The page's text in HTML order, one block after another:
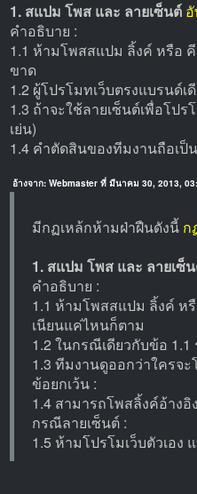
1. สแปม โพส และ ลายเซ็นต์
คำอธิบาย :
1.1 ห้ามโพสสแปม ลิ้งค์ หรือ
ขาด
1.2 ผู้โปรโมทเว็บตรงแบรนด์
1.3 ถ้าจะใช้ลายเซ็นต์เพื่อโปร
เย่น)
1.4 คำตัดสินของทีมงานถือเป็
อ้างจาก: Webmaster ที่ มีนาคม 30, 2013,
มีกฏเหล้กห้ามฝ่าฝืนดังนี้ ก
1. สแปม โพส และ ลายเซ็
คำอธิบาย :
1.1 ห้ามโพสสแปม ลิ้งค์ ห
เนียนแค่ไหนก็ตาม
1.2 ในกรณีเดียวกับข้อ
1.3 ทีมงานดูออกว่าใครจ
ข้อยกเว้น :
1.4 สามารถโพสลิ้งค์อ้าง
กรณีลายเซ็นต์ :
1.5 ห้ามโปรโมเว็บตัวเอง